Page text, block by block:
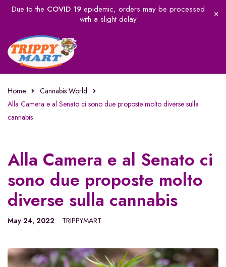
Due to the COVID 19epidemic, orders may be processed
with a slight delay
Home
Cannabis World
Alla Camera e al Senato ci sono due proposte molto diverse sulla
cannabis
Alla Camera e al Senato ci
sono due proposte molto
diverse sulla cannabis
May 24, 2022 TRIPPYMART